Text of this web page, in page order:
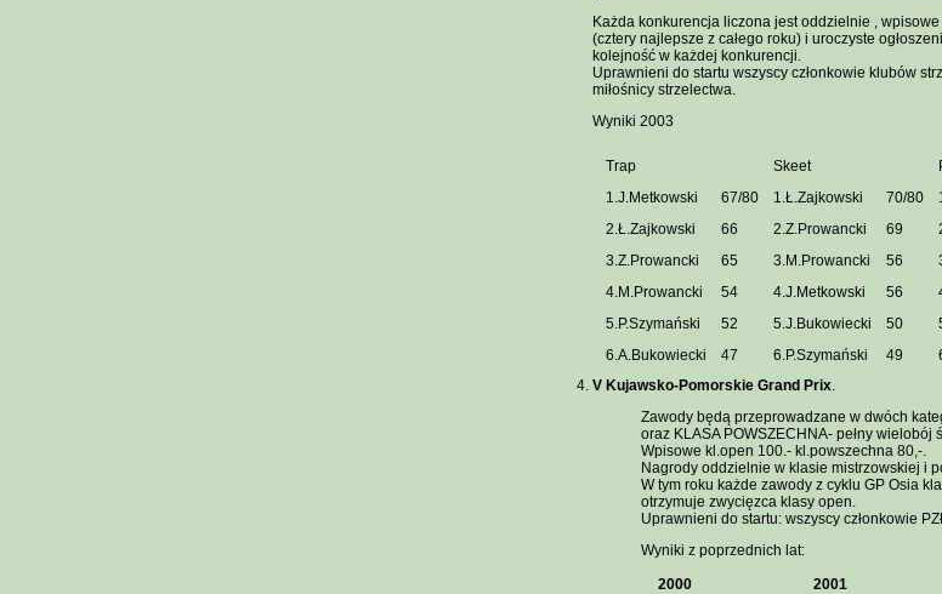
Każda konkurencja liczona jest oddzielnie ,
(cztery najlepsze z całego roku) i uroczyste
kolejność w każdej konkurencji.
Uprawnieni do startu wszyscy członkowie klubów
miłośnicy strzelectwa.
Wyniki 2003
Trap Skeet
1.J.Metkowski
67/80 1.Ł.Zajkowski 70/80
2.Ł.Zajkowski
66 2.Z.Prowancki 69
3.Z.Prowancki
65 3.M.Prowancki 56
4.M.Prowancki
54 4.J.Metkowski 56
5.P.Szymański
52 5.J.Bukowiecki 50
6.A.Bukowiecki
47 6.P.Szymański 49
V Kujawsko-Pomorskie Grand Prix.
Zawody będą przeprowadzane w dwóch
oraz KLASA POWSZECHNA- pełny wielobój
Wpisowe kl.open 100.- kl.powszechna 80,-.
Nagrody oddzielnie w klasie mistrzowskiej i
W tym roku każde zawody z cyklu GP Osia
otrzymuje zwycięzca klasy open.
Uprawnieni do startu: wszyscy członkowie
Wyniki z poprzednich lat:
2000
2001